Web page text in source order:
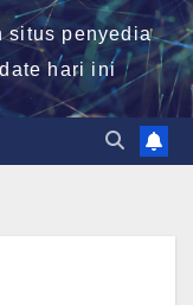
situs penyedia
hari ini